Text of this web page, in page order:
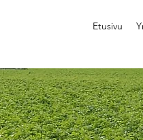
Etusivu